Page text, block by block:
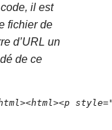
il est
fichier de
d’URL un
de ce